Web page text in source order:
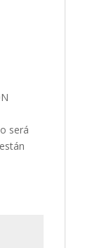
será